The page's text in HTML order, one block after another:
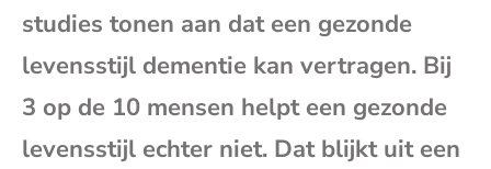
studies tonen aan dat een gezonde
levensstijl dementie kan vertragen. Bij
3 op de 10 mensen helpt een gezonde
levensstijl echter niet. Dat blijkt uit een